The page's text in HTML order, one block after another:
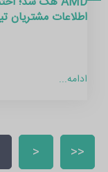
اطلاعات مشتریان
ادامه...
<<
<